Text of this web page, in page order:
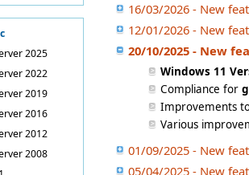
2025
2022
2019
2016
2012
2008
16/03/2026 - New
12/01/2026 - New
20/10/2025 - New
Windows 11
Compliance for
Improvements
Various
01/09/2025 - New
05/04/2025 - New